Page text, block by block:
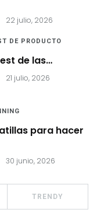
22 julio, 2026
DE PRODUCTO
de las…
21 julio, 2026
para hacer
30 junio, 2026
TRENDY